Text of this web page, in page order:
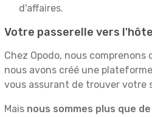
d'affaires.
Votre passerelle vers
Chez Opodo, nous
nous avons créé une
vous assurant de trouver
Mais nous sommes plus que